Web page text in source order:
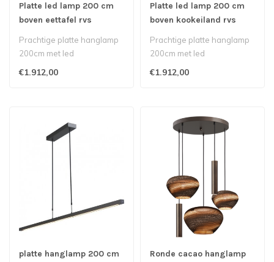
Platte led lamp 200 cm
boven eettafel rvs
Prachtige platte hanglamp
200cm met led
€1.912,00
Platte led lamp 200 cm
boven kookeiland rvs
Prachtige platte hanglamp
200cm met led
€1.912,00
platte hanglamp 200 cm
Ronde cacao hanglamp